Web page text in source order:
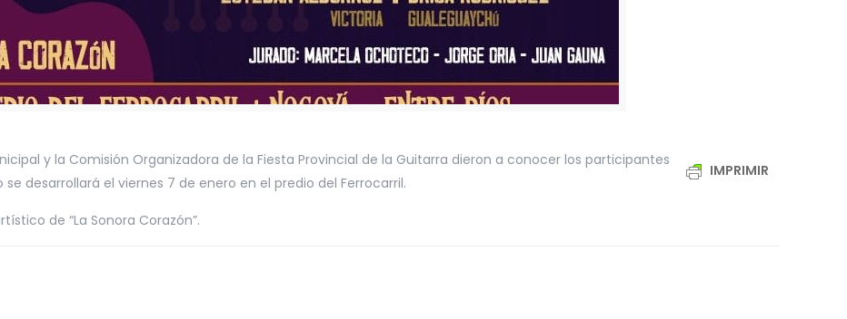
IMPRIMIR
y la Comisión Organizadora de la Fiesta Provincial de la Guitarra dieron a conocer los participantes
desarrollará el viernes 7 de enero en el predio del Ferrocarril.
de “La Sonora Corazón”.